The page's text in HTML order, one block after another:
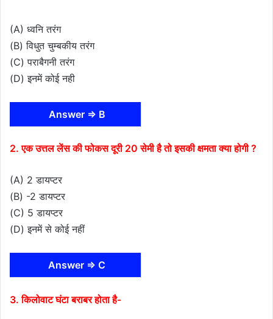
(A) ध्वनि तरंग
(B) विधुत चुम्बकीय तरंग
(C) पराबैगनी तरंग
(D) इनमें कोई नही
Answer ⇒ B
2. एक उत्तल लेंस की फोकस दूरी 20 सेमी है तो इसकी क्षमता क्या होगी ?
(A) 2 डायप्टर
(B) -2 डायप्टर
(C) 5 डायप्टर
(D) इनमें से कोई नहीं
Answer ⇒ C
3. किलोवाट घंटा बराबर होता है-